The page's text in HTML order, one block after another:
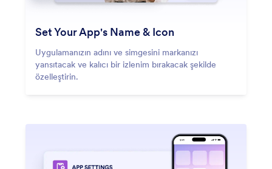
Set Your App's Name & Icon
Uygulamanızın adını ve simgesini markanızı
yansıtacak ve kalıcı bir izlenim bırakacak şekilde
özelleştirin.